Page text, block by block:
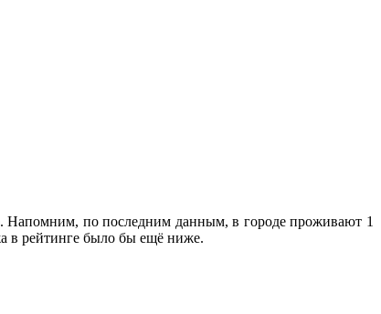
Напомним, по последним данным, в городе проживают 1
в рейтинге было бы ещё ниже.